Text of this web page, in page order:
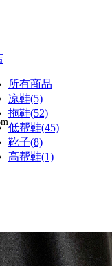
所有商品
凉鞋(5)
拖鞋(52)
低帮鞋(45)
靴子(8)
高帮鞋(1)